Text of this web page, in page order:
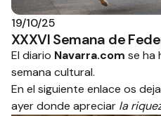
19/10/25
XXXVI Semana de
El diario Navarra.com se ha
semana cultural.
En el siguiente enlace os
ayer donde apreciar la